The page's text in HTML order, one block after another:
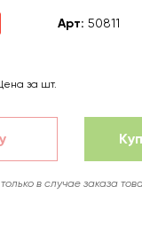
Арт: 50811
за шт.
в случае заказа